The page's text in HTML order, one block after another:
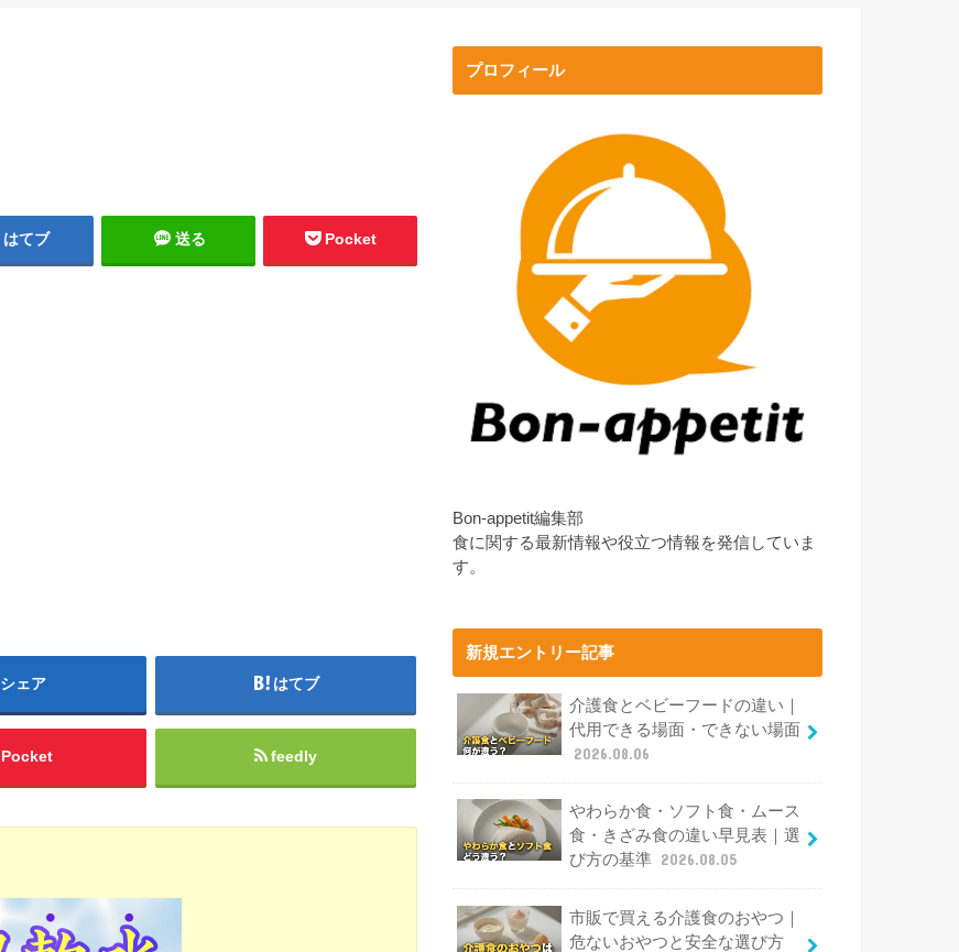
はてブ 送る Pocket
シェア はてブ
Pocket feedly
プロフィール
Bon-appetit編集部
食に関する最新情報や役立つ情報を発信していま
す。
新規エントリー記事
介護食とベビーフードの違い｜
代用できる場面・できない場面
2026.08.06
やわらか食・ソフト食・ムース
食・きざみ食の違い早見表｜選
び方の基準 2026.08.05
市販で買える介護食のおやつ｜
危ないおやつと安全な選び方